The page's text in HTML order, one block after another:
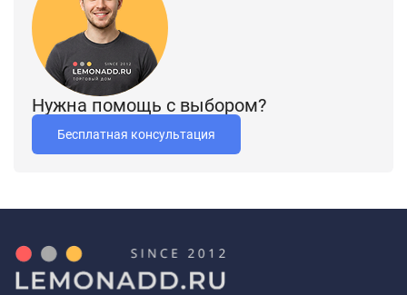
Нужна помощь с выбором?
Бесплатная консультация